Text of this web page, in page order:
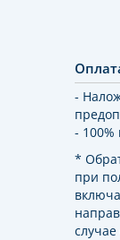
-
- 100%
*
при